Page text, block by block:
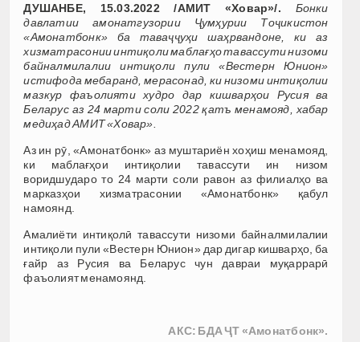
ДУШАНБЕ, 15.03.2022 /АМИТ «Ховар»/.
Бонки
давлатии амонатгузории Ҷумҳурии Тоҷикистон
«Амонатбонк» ба таваҷҷуҳи шаҳрвандоне, ки аз
хизматрасонии интиқоли маблағҳо тавассути низоми
байналмилалии интиқоли пули «Вестерн Юнион»
истифода мебаранд, мерасонад, ки низоми интиқолии
мазкур фаъолияти худро дар кишварҳои Русия ва
Беларус аз 24 марти соли 2022 қатъ менамояд, хабар
медиҳад АМИТ «Ховар».
Аз ин рӯ, «Амонатбонк» аз муштариён хоҳиш менамояд,
ки маблағҳои интиқолии тавассути ин низом
воридшударо то 24 марти соли равон аз филиалҳо ва
марказҳои хизматрасонии «Амонатбонк» қабул
намоянд.
Амалиёти интиқолӣ тавассути низоми байналмилалии
интиқоли пули «Вестерн Юнион» дар дигар кишварҳо, ба
ғайр аз Русия ва Беларус чун давраи муқаррарӣ
фаъолият менамоянд.
АКС: БДА ҶТ «Амонатбонк».